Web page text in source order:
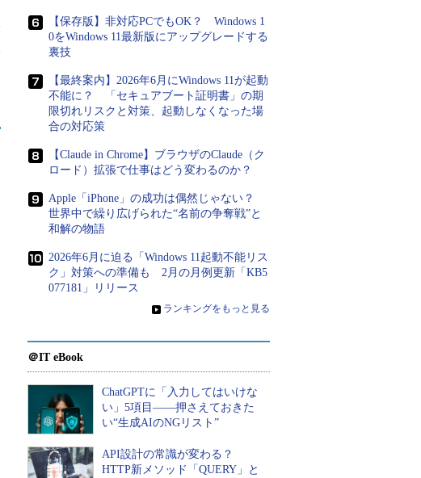
【保存版】非対応PCでもOK？ Windows 1
0をWindows 11最新版にアップグレードする
裏技
【最終案内】2026年6月にWindows 11が起動
不能に？ 「セキュアブート証明書」の期
限切れリスクと対策、起動しなくなった場
合の対応策
【Claude in Chrome】ブラウザのClaude（ク
ロード）拡張で仕事はどう変わるのか？
Apple「iPhone」の成功は偶然じゃない？
世界中で繰り広げられた“名前の争奪戦”と
和解の物語
2026年6月に迫る「Windows 11起動不能リス
ク」対策への準備も 2月の月例更新「KB5
077181」リリース
» ランキングをもっと見る
＠IT eBook
ChatGPTに「入力してはいけな
い」5項目――押さえておきた
い“生成AIのNGリスト”
API設計の常識が変わる？
HTTP新メソッド「QUERY」と